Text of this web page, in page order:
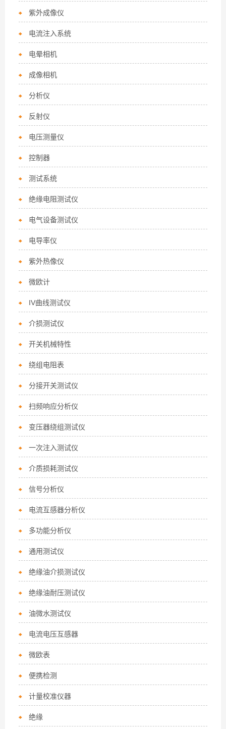
紫外成像仪
电流注入系统
电晕相机
成像相机
分析仪
反射仪
电压测量仪
控制器
测试系统
绝缘电阻测试仪
电气设备测试仪
电导率仪
紫外热像仪
微欧计
IV曲线测试仪
介损测试仪
开关机械特性
绕组电阻表
分接开关测试仪
扫频响应分析仪
变压器绕组测试仪
一次注入测试仪
介质损耗测试仪
信号分析仪
电流互感器分析仪
多功能分析仪
通用测试仪
绝缘油介损测试仪
绝缘油耐压测试仪
油微水测试仪
电流电压互感器
微欧表
便携检测
计量校准仪器
绝缘